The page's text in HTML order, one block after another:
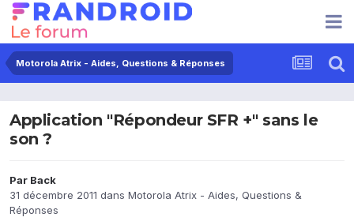
Motorola Atrix - Aides, Questions & Réponses
Application "Répondeur SFR +" sans le
son ?
Par Back
31 décembre 2011 dans Motorola Atrix - Aides, Questions &
Réponses